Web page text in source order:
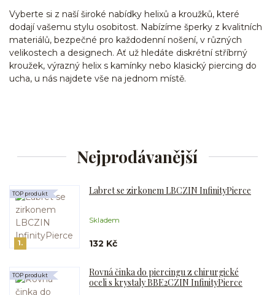
Vyberte si z naší široké nabídky helixů a kroužků, které
dodají vašemu stylu osobitost. Nabízíme šperky z kvalitních
materiálů, bezpečné pro každodenní nošení, v různých
velikostech a designech. Ať už hledáte diskrétní stříbrný
kroužek, výrazný helix s kamínky nebo klasický piercing do
ucha, u nás najdete vše na jednom místě.
Nejprodávanější
1.
Labret se zirkonem LBCZIN InfinityPierce
Skladem
TOP produkt
132 Kč
Rovná činka do piercingu z chirurgické
oceli s krystaly BBE2CZIN InfinityPierce
TOP produkt